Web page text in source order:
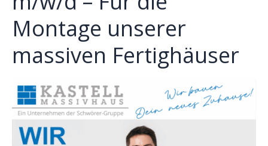
Montage unserer
massiven Fertighäuser